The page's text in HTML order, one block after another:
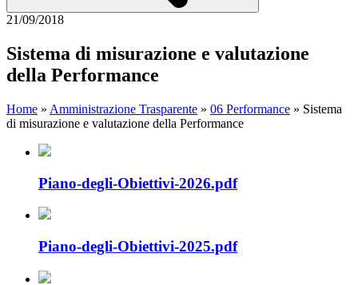
21/09/2018
Sistema di misurazione e valutazione
della Performance
Home » Amministrazione Trasparente » 06 Performance » Sistema
di misurazione e valutazione della Performance
Piano-degli-Obiettivi-2026.pdf
Piano-degli-Obiettivi-2025.pdf